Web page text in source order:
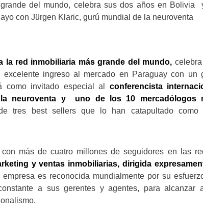
del mundo, celebra sus dos años en Bolivia
con Jürgen Klaric, gurú mundial de la neuroventa
la red inmobiliaria más grande del mundo,
ingreso al mercado en Paraguay con un
como invitado especial al conferencista
neuroventa y uno de los 10 mercadólogos
tres best sellers que lo han catapultado como
más de cuatro millones de seguidores en las
y ventas inmobiliarias, dirigida
es reconocida mundialmente por su
a sus gerentes y agentes, para alcanzar